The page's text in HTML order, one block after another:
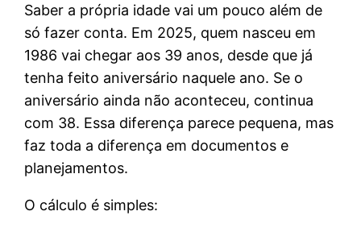
Saber a própria idade vai um pouco além de
só fazer conta. Em 2025, quem nasceu em
1986 vai chegar aos 39 anos, desde que já
tenha feito aniversário naquele ano. Se o
aniversário ainda não aconteceu, continua
com 38. Essa diferença parece pequena, mas
faz toda a diferença em documentos e
planejamentos.
O cálculo é simples: